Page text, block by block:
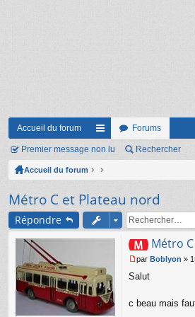
Accueil du forum
ac
co
ci
s
Forums
Premier message non lu Rechercher
Accueil du forum
Métro C et Plateau nord
Répondre
Métro
e
s
a
par Boblyon »
Salut
c beau mais